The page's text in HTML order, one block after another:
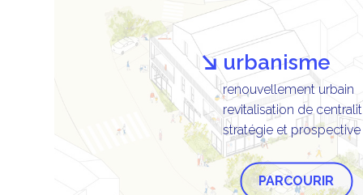
urbanisme
renouvellement urbain
revitalisation de
stratégie et prospective
PARCOURIR